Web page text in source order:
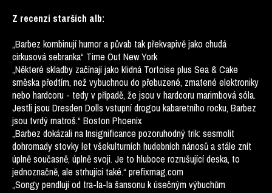
Z recenzí starších alb:
„Barbez kombinují humor a půvab tak překvapivě jako chudá
cirkusová sebranka“ Time Out New York
„Některé skladby začínají jako klidná Tortoise plus Sea & Cake
směska předtím, než vybuchnou do přebuzené, zmatené elektroniky
nebo hardcoru - tedy v případě, že jsou v hardcoru marimbová sóla.
Jestli jsou Dresden Dolls vstupní drogou kabaretního rocku, Barbez
jsou tvrdý matroš.“ Boston Phoenix
„Barbez dokázali na Insignificance pozoruhodný trik: sesmolit
dohromady stovky let všekulturních hudebních nánosů a stále znít
úplně současně, úplně svoji. Je to hluboce rozrušující deska, to
jednoznačně, ale strhující také.“ prefixmag.com
„Songy pendlují od tra-la-la šansonu k úsečným výbuchům